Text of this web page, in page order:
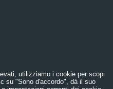
utilizziamo i cookie per scopi
su "Sono d'accordo", dà il suo